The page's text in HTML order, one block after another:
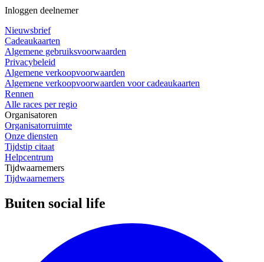
Inloggen deelnemer
Nieuwsbrief
Cadeaukaarten
Algemene gebruiksvoorwaarden
Privacybeleid
Algemene verkoopvoorwaarden
Algemene verkoopvoorwaarden voor cadeaukaarten
Rennen
Alle races per regio
Organisatoren
Organisatorruimte
Onze diensten
Tijdstip citaat
Helpcentrum
Tijdwaarnemers
Tijdwaarnemers
Buiten social life